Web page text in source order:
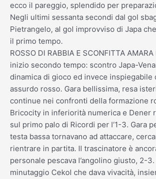
ecco il pareggio, splendido per
Negli ultimi sessanta secondi dal gol
Pietrangelo, al gol improvviso di Japa
il primo tempo.
ROSSO DI RABBIA E SCONFITTA
inizio secondo tempo: scontro Japa-
dinamica di gioco ed invece
assurdo rosso. Gara bellissima, resa
continue nei confronti della formazione
Bricocity in inferiorità numerica e
sul primo palo di Ricordi per l’1-3. Gara
testa bassa tornavano ad attaccare,
rientrare in partita. Il trascinatore è
personale pescava l’angolino giusto, 2-
minutaggio Cekol che dava vivacità,